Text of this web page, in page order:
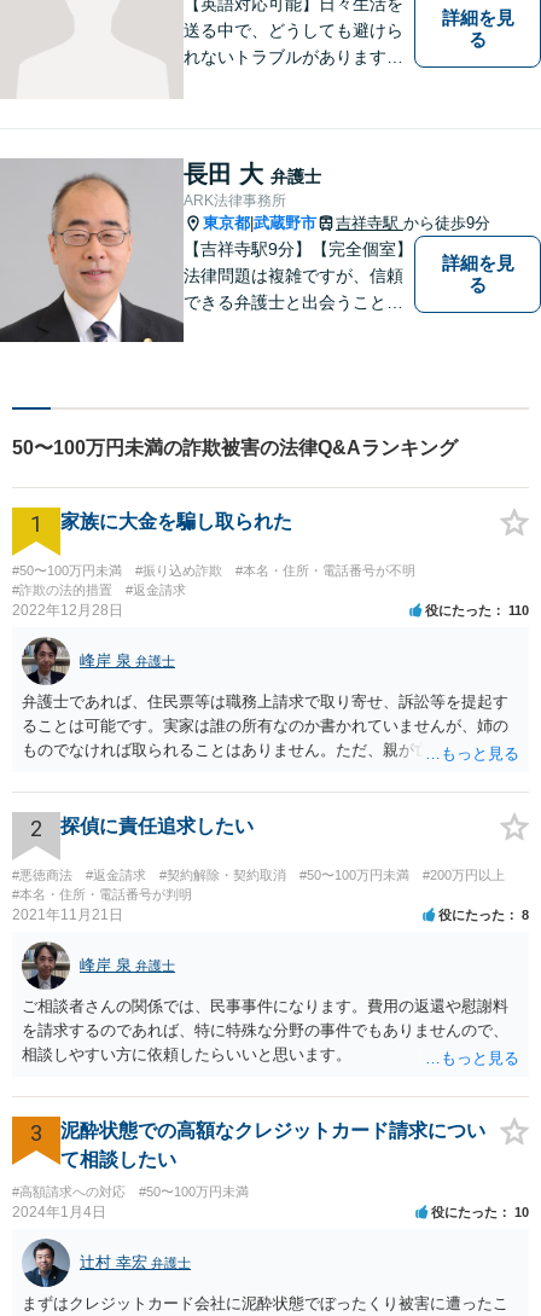
送る中で、どうしても避けら
れないトラブルがあります。
かどうかを一緒に考えていき
ます。 まずはお気軽にご相談
ください。
詳細を見
る
長田 大 弁護士
ARK法律事務所
東京都 武蔵野市 吉祥寺駅 から徒歩9分
【吉祥寺駅9分】【完全個室】
法律問題は複雑ですが、信頼
できる弁護士と出会うことで
さい。一緒に最善の解決策を
見つけましょう。【迅速な対
応】
詳細を見
る
50〜100万円未満の詐欺被害の法律Q&Aランキング
1 家族に大金を騙し取られた
#50〜100万円未満 #振り込め詐欺
#本名・住所・電話番号が不明
#詐欺の法的措置
#返金請求
2022年12月28日 役にたった 110
峰岸 泉 弁護士
弁護士であれば、住民票等は職務上請求で取り寄せ、訴訟等を提起す
ることは可能です。実家は誰の所有なのか書かれていませんが、姉の
ものでなければ取られることはありません。ただ、親が亡くなって相
いでしょう。
2 探偵に責任追求したい
#悪徳商法 #返金請求 #契約解除・契約取消 #50〜100万円未満
#200万円以上
#本名・住所・電話番号が判明
2021年11月21日 役にたった 8
峰岸 泉 弁護士
ご相談者さんの関係では、民事事件になります。費用の返還や慰謝料
を請求するのであれば、特に特殊な分野の事件でもありませんので、
相談しやすい方に依頼したらいいと思います。
3
泥酔状態での高額なクレジットカード請求につい
て相談したい
#高額請求への対応 #50〜100万円未満
2024年1月4日 役にたった 10
辻村 幸宏 弁護士
まずはクレジットカード会社に泥酔状態でぼったくり被害に遭ったこ